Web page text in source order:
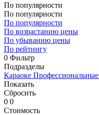
По популярности
По популярности
По популярности
По возрастанию цены
По убыванию цены
По рейтингу
0 Фильтр
Подразделы
Караоке Профессиональные
Показать
Сбросить
0 0
Стоимость